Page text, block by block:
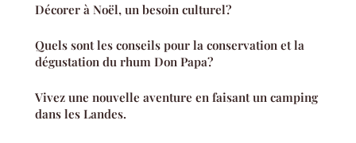
Décorer à Noël, un besoin culturel?
Quels sont les conseils pour la conservation et la
dégustation du rhum Don Papa?
Vivez une nouvelle aventure en faisant un camping
dans les Landes.